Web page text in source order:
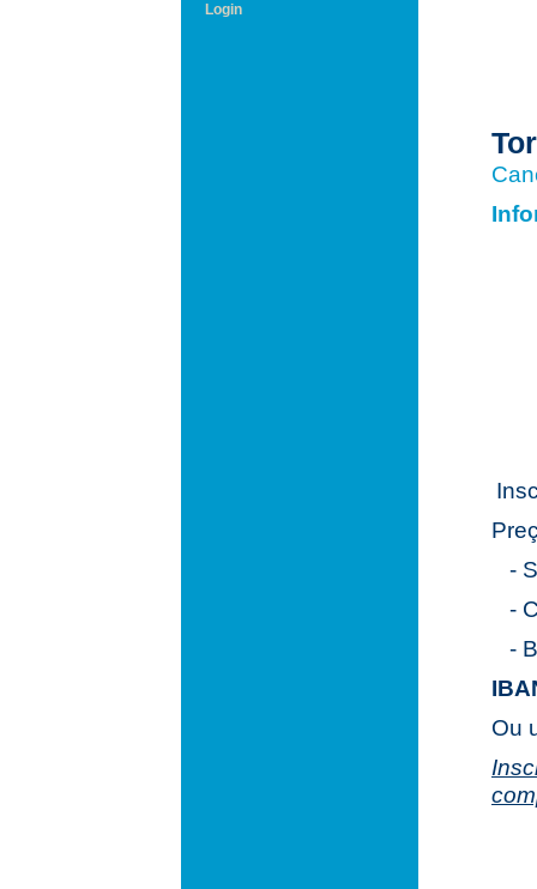
Login
-
-
-
Ou